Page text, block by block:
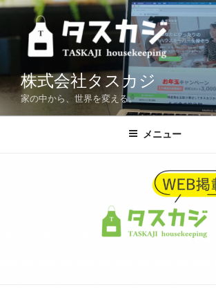
コ
テ
ツ
へ
株式会社タスカジ
家の中から、世界を変える。
メニュー